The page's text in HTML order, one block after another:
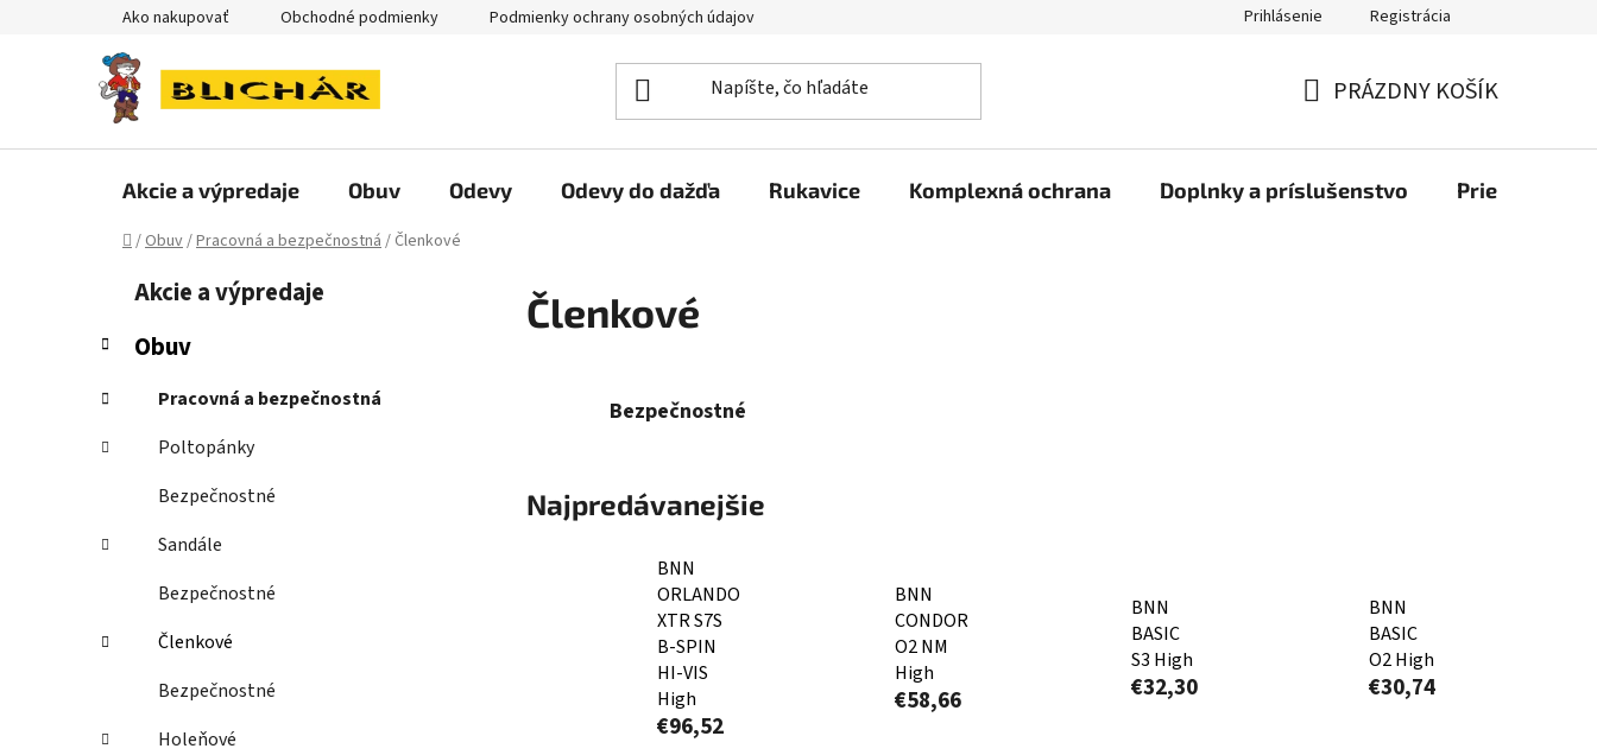
Ako nakupovať Obchodné podmienky Podmienky ochrany osobných údajov Prihlásenie Registrácia
KOŠÍK
PRÁZDNY KOŠÍK
Akcie a výpredaje Obuv Odevy Odevy do dažďa Rukavice Komplexná ochrana Doplnky a príslušenstvo Priemyselné
Domov
/Obuv/Pracovná a bezpečnostná/ Členkové
č
ý
p
l
Preskočiť
kategórie
t
e
ó
r
i
Akcie a výpredaje
Obuv
Pracovná a bezpečnostná
Poltopánky
Bezpečnostné
Sandále
Bezpečnostné
Členkové
Bezpečnostné
Holeňové
Členkové
Bezpečnostné
Najpredávanejšie
BNN
ORLANDO
XTR S7S
B-SPIN
HI-VIS
High
€96,52
BNN
CONDOR
O2 NM
High
€58,66
BNN
BASIC
S3 High
€32,30
BNN
BASIC
O2 High
€30,74